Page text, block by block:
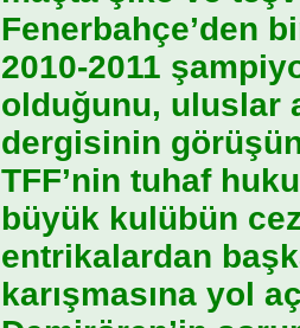
Fenerbahçe’den
2010-2011
olduğunu, uluslar
dergisinin
TFF’nin tuhaf
büyük kulübün
entrikalardan
karışmasına yol